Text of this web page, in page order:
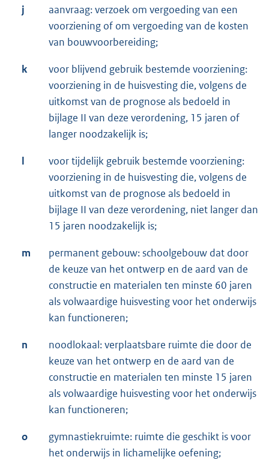
j
aanvraag: verzoek om vergoeding van een
voorziening of om vergoeding van de kosten
van bouwvoorbereiding;
k
voor blijvend gebruik bestemde voorziening:
voorziening in de huisvesting die, volgens de
uitkomst van de prognose als bedoeld in
bijlage II van deze verordening, 15 jaren of
langer noodzakelijk is;
l
voor tijdelijk gebruik bestemde voorziening:
voorziening in de huisvesting die, volgens de
uitkomst van de prognose als bedoeld in
bijlage II van deze verordening, niet langer dan
15 jaren noodzakelijk is;
m
permanent gebouw: schoolgebouw dat door
de keuze van het ontwerp en de aard van de
constructie en materialen ten minste 60 jaren
als volwaardige huisvesting voor het onderwijs
kan functioneren;
n
noodlokaal: verplaatsbare ruimte die door de
keuze van het ontwerp en de aard van de
constructie en materialen ten minste 15 jaren
als volwaardige huisvesting voor het onderwijs
kan functioneren;
o
gymnastiekruimte: ruimte die geschikt is voor
het onderwijs in lichamelijke oefening;